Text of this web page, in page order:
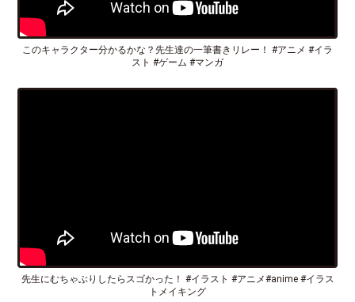
このキャラクター分かるかな？先生達の一筆書きリレー！ #アニメ #イラ
スト #ゲーム #マンガ
先生にむちゃぶりしたらスゴかった！ #イラスト #アニメ#anime #イラス
トメイキング